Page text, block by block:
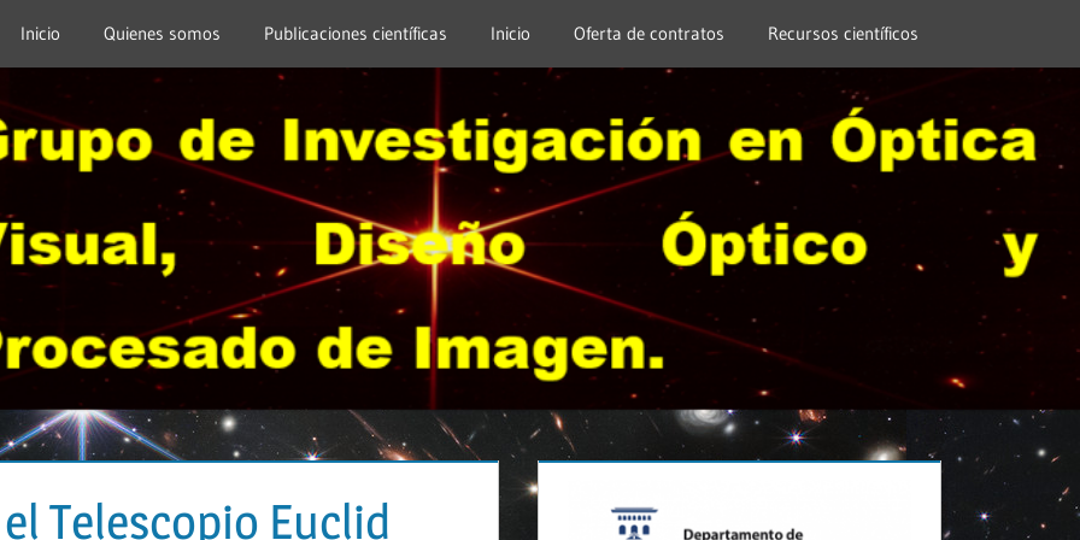
Inicio Quienes somos Publicaciones científicas Inicio Oferta de contratos Recursos científicos
Telescopio Euclid